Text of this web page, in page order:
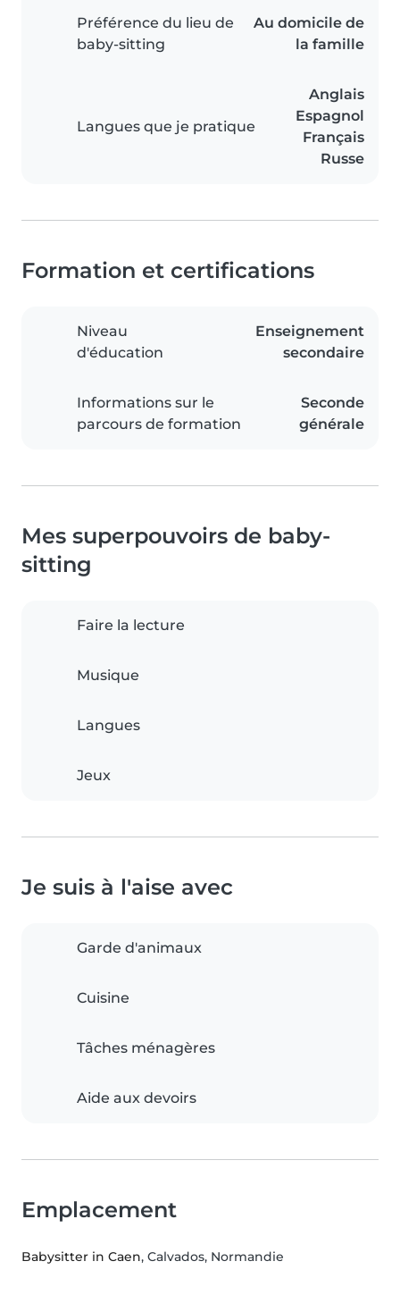
Préférence du lieu de
baby-sitting
Au domicile de
la famille
Langues que je pratique
Anglais
Espagnol
Français
Russe
Formation et certifications
Niveau
d'éducation
Enseignement
secondaire
Informations sur le
parcours de formation
Seconde
générale
Mes superpouvoirs de baby-
sitting
Faire la lecture
Musique
Langues
Jeux
Je suis à l'aise avec
Garde d'animaux
Cuisine
Tâches ménagères
Aide aux devoirs
Emplacement
Babysitter in Caen, Calvados, Normandie